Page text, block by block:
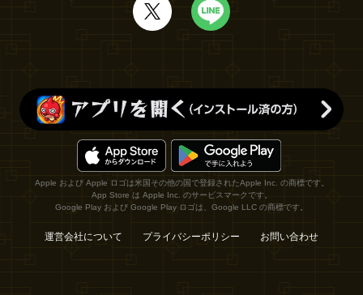
Apple および Apple ロゴは米国その他の国で登録されたApple Inc. の商標です。
App Store は Apple Inc. のサービスマークです。
Google Play および Google Play ロゴは、Google LLC の商標です。
運営会社について プライバシーポリシー お問い合わせ